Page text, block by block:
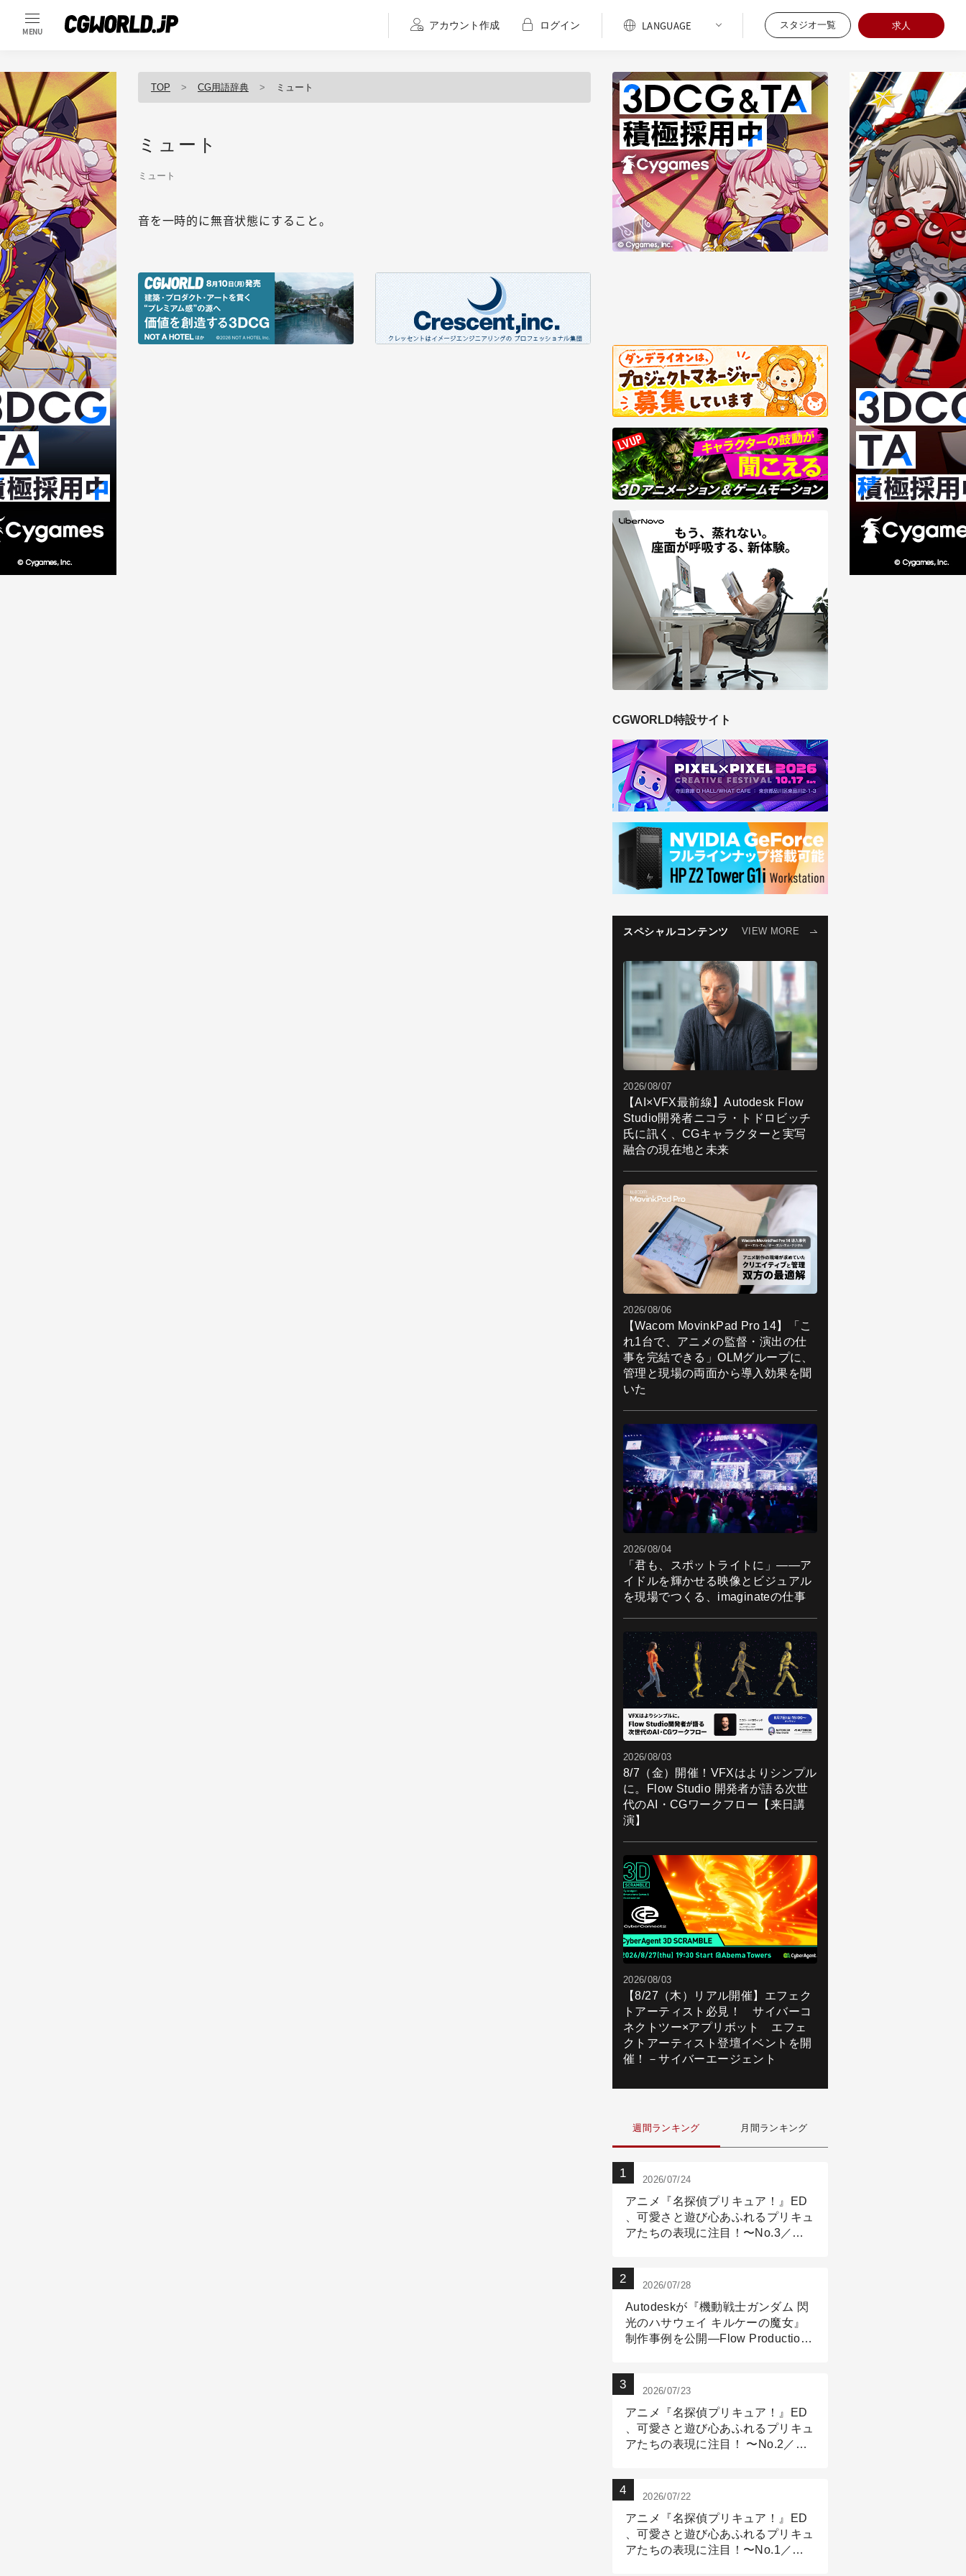
MENU
アカウント作成 ログイン スタジオ一覧 求人
TOP CG用語辞典 ミュート
ミュート
ミュート
音を一時的に無音状態にすること。
CGWORLD特設サイト
スペシャルコンテンツ VIEW MORE
2026/08/07
【AI×VFX最前線】Autodesk Flow
Studio開発者ニコラ・トドロビッチ
氏に訊く、CGキャラクターと実写
融合の現在地と未来
2026/08/06
【Wacom MovinkPad Pro 14】「こ
れ1台で、アニメの監督・演出の仕
事を完結できる」OLMグループに、
管理と現場の両面から導入効果を聞
いた
2026/08/04
「君も、スポットライトに」――ア
イドルを輝かせる映像とビジュアル
を現場でつくる、imaginateの仕事
2026/08/03
8/7（金）開催！VFXはよりシンプル
に。Flow Studio 開発者が語る次世
代のAI・CGワークフロー【来日講
演】
2026/08/03
【8/27（木）リアル開催】エフェク
トアーティスト必見！ サイバーコ
ネクトツー×アプリボット エフェ
クトアーティスト登壇イベントを開
催！－サイバーエージェント
週間ランキング 月間ランキング
2026/07/24
アニメ『名探偵プリキュア！』ED
、可愛さと遊び心あふれるプリキュ
アたちの表現に注目！〜No.3／ア
2026/07/28
Autodeskが『機動戦士ガンダム 閃
光のハサウェイ キルケーの魔女』
制作事例を公開―Flow Production
2026/07/23
アニメ『名探偵プリキュア！』ED
、可愛さと遊び心あふれるプリキュ
アたちの表現に注目！ 〜No.2／モ
2026/07/22
アニメ『名探偵プリキュア！』ED
、可愛さと遊び心あふれるプリキュ
アたちの表現に注目！〜No.1／演